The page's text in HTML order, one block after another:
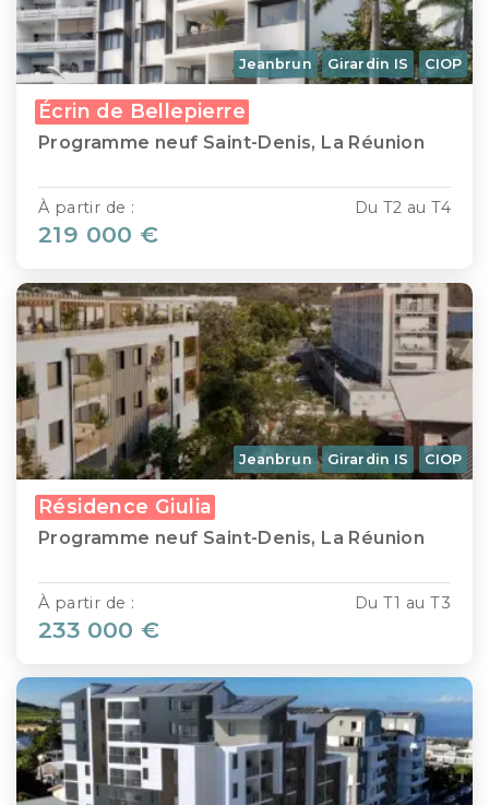
Jeanbrun Girardin IS CIOP
Écrin de Bellepierre
Programme neuf Saint-Denis, La Réunion
Du T2 au T4
À partir de :
219 000 €
Jeanbrun Girardin IS CIOP
Résidence Giulia
Programme neuf Saint-Denis, La Réunion
Du T1 au T3
À partir de :
233 000 €